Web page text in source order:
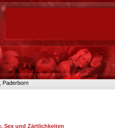
Paderborn
Sex und Zärtlichkeiten